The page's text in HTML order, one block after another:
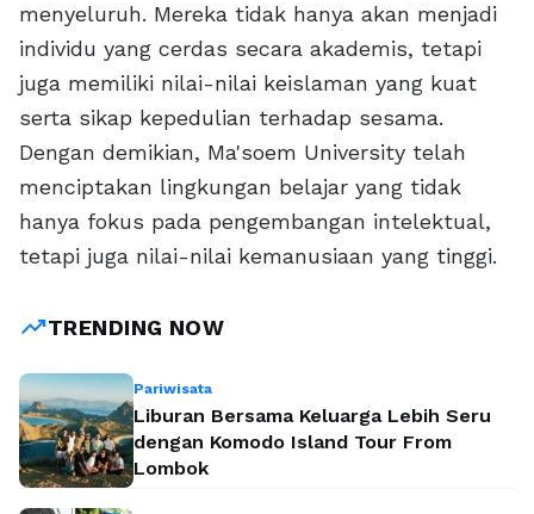
menyeluruh. Mereka tidak hanya akan menjadi
individu yang cerdas secara akademis, tetapi
juga memiliki nilai-nilai keislaman yang kuat
serta sikap kepedulian terhadap sesama.
Dengan demikian, Ma'soem University telah
menciptakan lingkungan belajar yang tidak
hanya fokus pada pengembangan intelektual,
tetapi juga nilai-nilai kemanusiaan yang tinggi.
trending_upTRENDING NOW
Pariwisata
Liburan Bersama Keluarga Lebih Seru
dengan Komodo Island Tour From
Lombok